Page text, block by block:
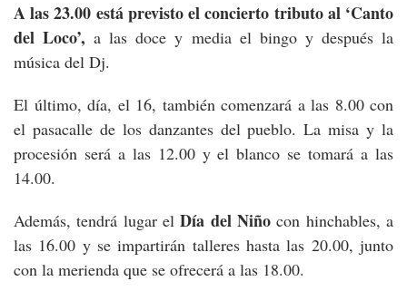
A las 23.00 está previsto el concierto tributo al ‘Canto
del Loco’, a las doce y media el bingo y después la
música del Dj.
El último, día, el 16, también comenzará a las 8.00 con
el pasacalle de los danzantes del pueblo. La misa y la
procesión será a las 12.00 y el blanco se tomará a las
14.00.
Además, tendrá lugar elDía del Niño con hinchables, a
las 16.00 y se impartirán talleres hasta las 20.00, junto
con la merienda que se ofrecerá a las 18.00.